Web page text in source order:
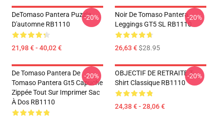
DeTomaso Pantera Puzzle
D'automne RB1110
21,98 € - 40,02 €
-20%
Noir De Tomaso Pantera
Leggings GT5 SL RB1110
26,63 €$28.95
-20%
De Tomaso Pantera De
Tomaso Pantera Gt5 Capuche
Zippée Tout Sur Imprimer Sac
À Dos RB1110
-20%
OBJECTIF DE RETRAITE T-
Shirt Classique RB1110
24,38 € - 28,06 €
-20%